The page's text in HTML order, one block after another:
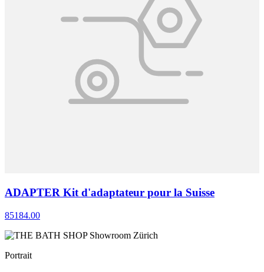
ADAPTER Kit d'adaptateur pour la Suisse
85184.00
Portrait